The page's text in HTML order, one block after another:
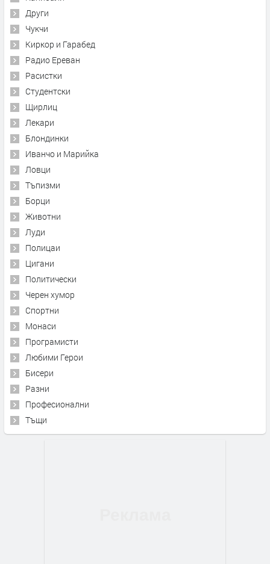
Други
Чукчи
Киркор и Гарабед
Радио Ереван
Расистки
Студентски
Щирлиц
Лекари
Блондинки
Иванчо и Марийка
Ловци
Тъпизми
Борци
Животни
Луди
Полицаи
Цигани
Политически
Черен хумор
Спортни
Монаси
Програмисти
Любими Герои
Бисери
Разни
Професионални
Тъщи